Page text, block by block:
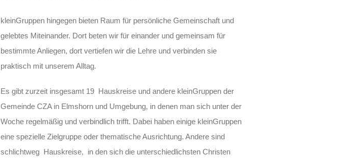
kleinGruppen hingegen bieten Raum für persönliche Gemeinschaft und
gelebtes Miteinander. Dort beten wir für einander und gemeinsam für
bestimmte Anliegen, dort vertiefen wir die Lehre und verbinden sie
praktisch mit unserem Alltag.
Es gibt zurzeit insgesamt 19 Hauskreise und andere kleinGruppen der
Gemeinde CZA in Elmshorn und Umgebung, in denen man sich unter der
Woche regelmäßig und verbindlich trifft. Dabei haben einige kleinGruppen
eine spezielle Zielgruppe oder thematische Ausrichtung. Andere sind
schlichtweg Hauskreise, in den sich die unterschiedlichsten Christen